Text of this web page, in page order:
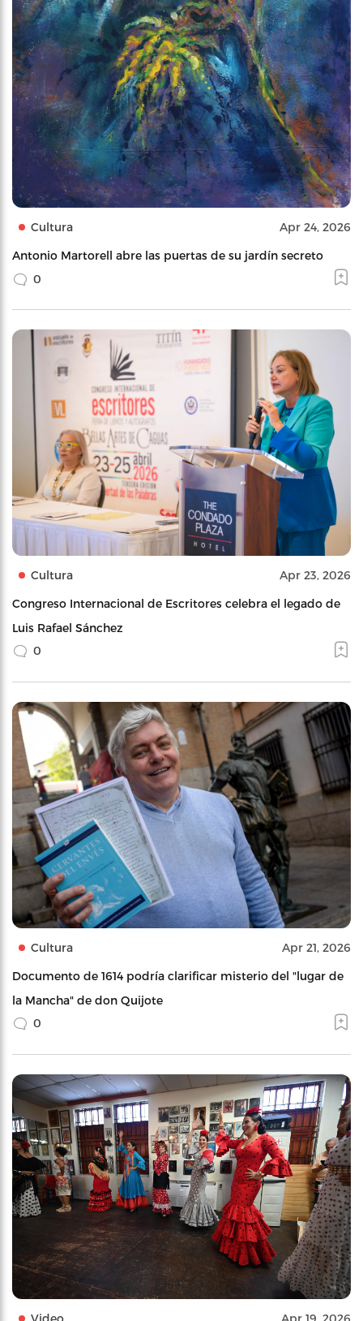
Cultura Apr 24, 2026
Antonio Martorell abre las puertas de su jardín secreto
0
Cultura Apr 23, 2026
Congreso Internacional de Escritores celebra el legado de
Luis Rafael Sánchez
0
Cultura Apr 21, 2026
Documento de 1614 podría clarificar misterio del "lugar de
la Mancha" de don Quijote
0